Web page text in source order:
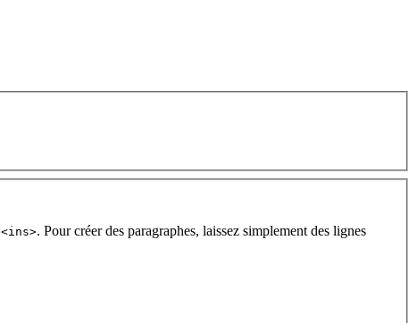
<ins>. Pour créer des paragraphes, laissez simplement des lignes